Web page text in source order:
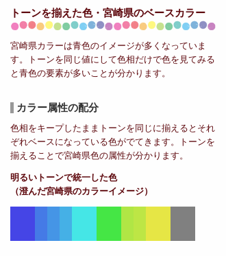
トーンを揃えた色・宮崎県のベースカラー
宮崎県カラーは青色のイメージが多くなっていま
す。トーンを同じ値にして色相だけで色を見てみる
と青色の要素が多いことが分かります。
カラー属性の配分
色相をキープしたままトーンを同じに揃えるとそれ
ぞれベースになっている色がでてきます。トーンを
揃えることで宮崎県色の属性が分かります。
明るいトーンで統一した色
（澄んだ宮崎県のカラーイメージ）